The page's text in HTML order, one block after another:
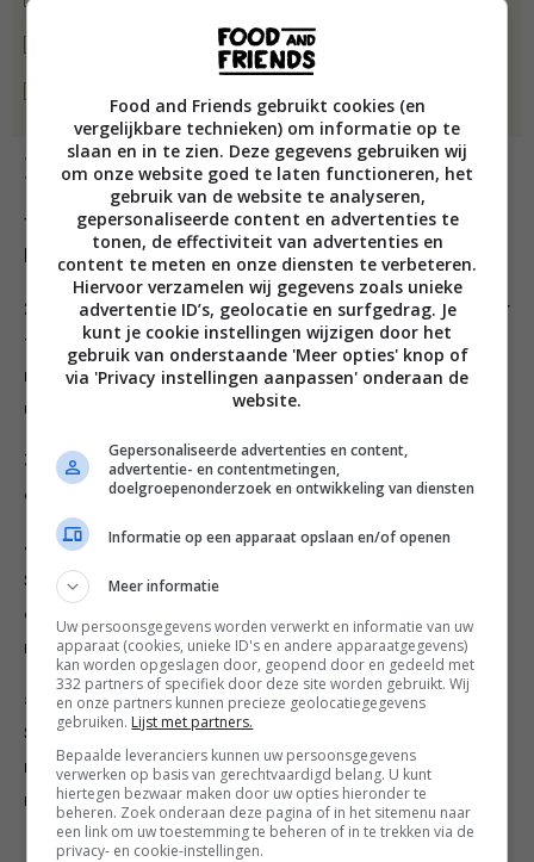
1 potje zalmkaviaar/-eitjes
Bereiding
1. Meng het meel met de gist en een snufje zout in een
2. Meng de melk met de room en verwarm op laag vuur
tot lauwwarm. Klop de eidooier door het
melkroommengsel. Roer de bloem erdoor en laat een
uurtje rusten op een matig warme plek.
3. Bak dunne pannenkoekjes van het beslag en houd ze
een beetje warm.
4. Schil de bietjes en snijd of rasp ze in dunne reepjes.
Snipper het sjalotje superfijn. Meng biet en sjalot met
de azijn, de olie en zout en peper. Meng de geraspte
mierikswortel met de crème fraîche.
5. Vouw de pannenkoekjes op en leg ze op een bordje.
Schep er wat bietjes op, daarna een lepeltje
mieriksroom en wat zalmeitjes. Bestrooi het geheel
met dille.
Food and Friends gebruikt cookies (en
vergelijkbare technieken) om informatie op te
slaan en in te zien. Deze gegevens gebruiken wij
om onze website goed te laten functioneren, het
gebruik van de website te analyseren,
gepersonaliseerde content en advertenties te
tonen, de effectiviteit van advertenties en
content te meten en onze diensten te verbeteren.
Hiervoor verzamelen wij gegevens zoals unieke
advertentie ID’s, geolocatie en surfgedrag. Je
kunt je cookie instellingen wijzigen door het
gebruik van onderstaande 'Meer opties' knop of
via 'Privacy instellingen aanpassen' onderaan de
website.
Gepersonaliseerde advertenties en content,
advertentie- en contentmetingen,
doelgroepenonderzoek en ontwikkeling van diensten
Informatie op een apparaat opslaan en/of openen
Meer informatie
Uw persoonsgegevens worden verwerkt en informatie van uw
apparaat (cookies, unieke ID's en andere apparaatgegevens)
kan worden opgeslagen door, geopend door en gedeeld met
332 partners of specifiek door deze site worden gebruikt. Wij
en onze partners kunnen precieze geolocatiegegevens
gebruiken. Lijst met partners.
Bepaalde leveranciers kunnen uw persoonsgegevens
verwerken op basis van gerechtvaardigd belang. U kunt
hiertegen bezwaar maken door uw opties hieronder te
beheren. Zoek onderaan deze pagina of in het sitemenu naar
een link om uw toestemming te beheren of in te trekken via de
privacy- en cookie-instellingen.